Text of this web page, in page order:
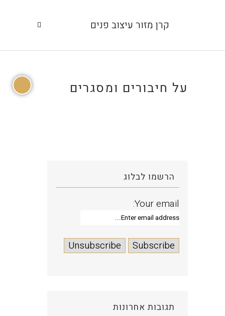
קרן מזור עיצוב פנים
על חיבורים ומסגרים
הרשמו לבלוג
Your email:
תגובות אחרונות